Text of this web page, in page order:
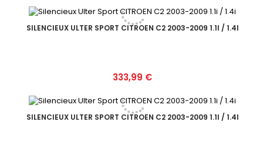
SILENCIEUX ULTER SPORT CITROEN C2 2003-2009 1.1I / 1.4I
Prix
333,99 €
SILENCIEUX ULTER SPORT CITROEN C2 2003-2009 1.1I / 1.4I